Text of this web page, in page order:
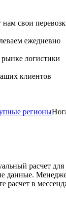
свои
ежедневно
логистики
клиентов
регионы
расчет для
данные.
расчет в